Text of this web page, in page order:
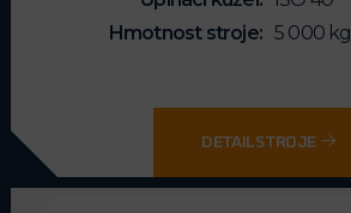
Hmotnost stroje
5 000 kg
DETAIL STROJE